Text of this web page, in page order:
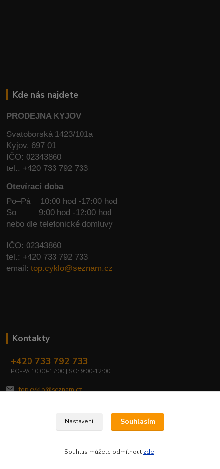
Kde nás najdete
PRODEJNA KYJOV
Svatoborská 1423/101a
Kyjov, 697 01
IČO: 02343860
tel.: +420 733 792 733
Otevírací doba
Po–Pá 10:00 hod -17:00 hod
So
9:00 hod -12:00 hod
nebo dle telefonické domluvy
IČO: 02343860
tel.: +420 733 792 733
email:top.cyklo@seznam.cz
Kontakty
+420 733 792 733
PO-PÁ 10:00-17:00 | SO: 9:00-12:00
top.cyklo@seznam.cz
Nastavení Souhlasím
Souhlas můžete odmítnout zde.